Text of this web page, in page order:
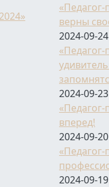
«Педагог-
верны
2024-09-24
«Педагог-
2024-09-23
«Педагог-
вперед!
2024-09-20
2024-09-19